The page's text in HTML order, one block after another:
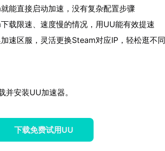
就能直接启动加速，没有复杂配置步骤
下载限速、速度慢的情况，用UU能有效提速
加速区服，灵活更换Steam对应IP，轻松逛不
安装UU加速器。
下载免费试用UU